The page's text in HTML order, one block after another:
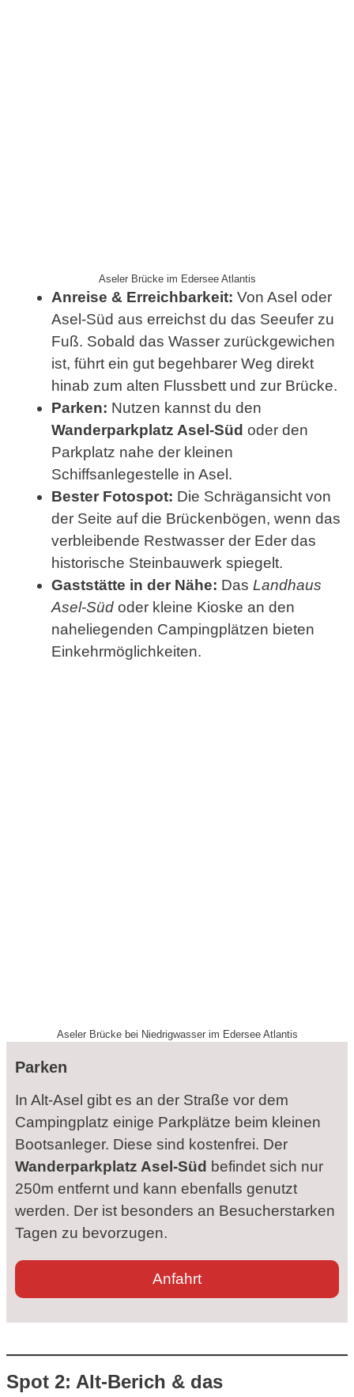
Aseler Brücke im Edersee Atlantis
Anreise & Erreichbarkeit: Von Asel oder
Asel-Süd aus erreichst du das Seeufer zu
Fuß. Sobald das Wasser zurückgewichen
ist, führt ein gut begehbarer Weg direkt
hinab zum alten Flussbett und zur Brücke.
Parken: Nutzen kannst du den
Wanderparkplatz Asel-Süd oder den
Parkplatz nahe der kleinen
Schiffsanlegestelle in Asel.
Bester Fotospot: Die Schrägansicht von
der Seite auf die Brückenbögen, wenn das
verbleibende Restwasser der Eder das
historische Steinbauwerk spiegelt.
Gaststätte in der Nähe: Das Landhaus
Asel-Süd oder kleine Kioske an den
naheliegenden Campingplätzen bieten
Einkehrmöglichkeiten.
Aseler Brücke bei Niedrigwasser im Edersee Atlantis
Parken
In Alt-Asel gibt es an der Straße vor dem
Campingplatz einige Parkplätze beim kleinen
Bootsanleger. Diese sind kostenfrei. Der
Wanderparkplatz Asel-Süd befindet sich nur
250m entfernt und kann ebenfalls genutzt
werden. Der ist besonders an Besucherstarken
Tagen zu bevorzugen.
Anfahrt
Spot 2: Alt-Berich & das